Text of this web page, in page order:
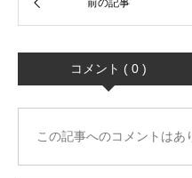
コメント ( 0 )
この記事へのコメントはあ